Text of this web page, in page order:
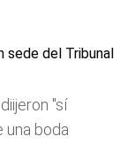
"sí
una boda